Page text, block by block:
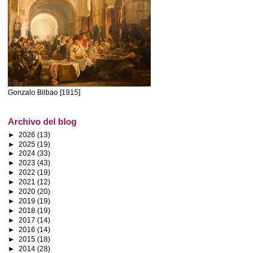
Gonzalo Bilbao [1915]
Archivo del blog
► 2026 (13)
► 2025 (19)
► 2024 (33)
► 2023 (43)
► 2022 (19)
► 2021 (12)
► 2020 (20)
► 2019 (19)
► 2018 (19)
► 2017 (14)
► 2016 (14)
► 2015 (18)
► 2014 (28)